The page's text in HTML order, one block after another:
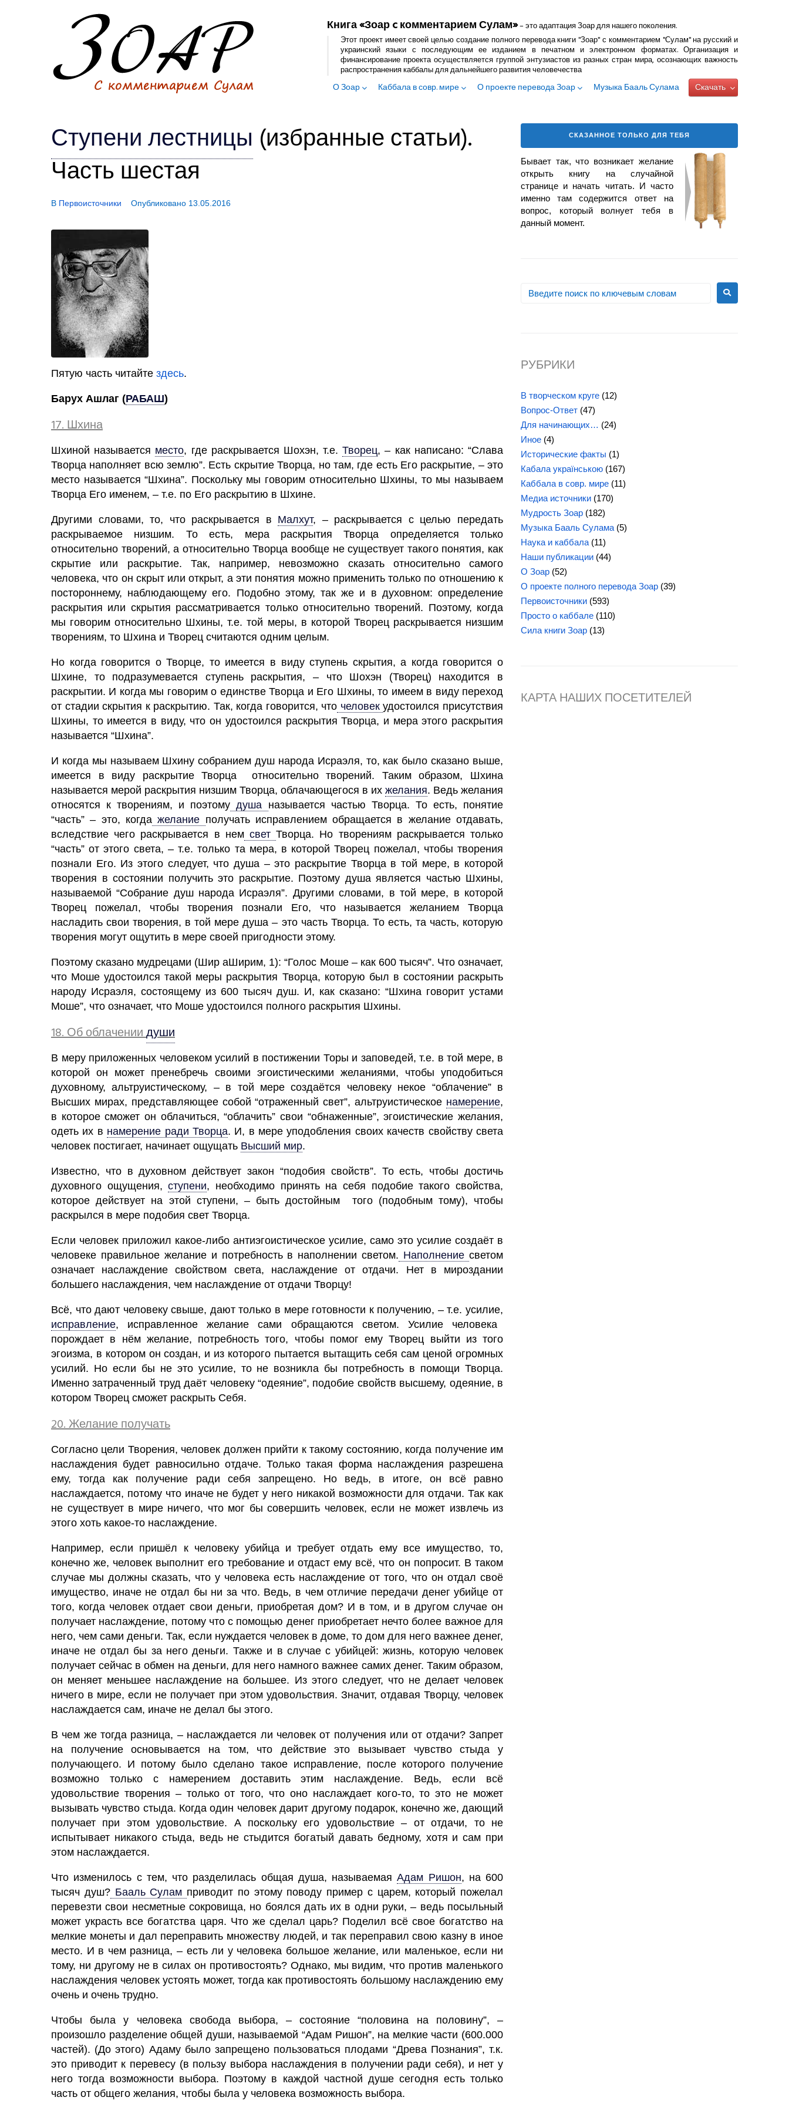
Книга «Зоар c комментарием Сулам»– это адаптация Зоар для нашего поколения.
Этот проект имеет своей целью создание полного перевода книги "Зоар" с комментарием "Сулам" на русский и
украинский языки с последующим ее изданием в печатном и электронном форматах. Организация и
финансирование проекта осуществляется группой энтузиастов из разных стран мира, осознающих важность
распространения каббалы для дальнейшего развития человечества
О Зоар Каббала в совр. мире О проекте перевода Зоар Музыка Бааль Сулама Скачать
Ступенилестницы (избранные статьи).
Часть шестая
В Первоисточники Опубликовано 13.05.2016
Пятую часть читайте здесь.
Барух Ашлаг (РАБАШ)
17. Шхина
Шхиной называется место, где раскрывается Шохэн, т.е. Творец, – как написано: “Слава
Творца наполняет всю землю”. Есть скрытие Творца, но там, где есть Его раскрытие, – это
место называется “Шхина”. Поскольку мы говорим относительно Шхины, то мы называем
Творца Его именем, – т.е. по Его раскрытию в Шхине.
Другими словами, то, что раскрывается в Малхут, – раскрывается с целью передать
раскрываемое низшим. То есть, мера раскрытия Творца определяется только
относительно творений, а относительно Творца вообще не существует такого понятия, как
скрытие или раскрытие. Так, например, невозможно сказать относительно самого
человека, что он скрыт или открыт, а эти понятия можно применить только по отношению к
постороннему, наблюдающему его. Подобно этому, так же и в духовном: определение
раскрытия или скрытия рассматривается только относительно творений. Поэтому, когда
мы говорим относительно Шхины, т.е. той меры, в которой Творец раскрывается низшим
творениям, то Шхина и Творец считаются одним целым.
Но когда говорится о Творце, то имеется в виду ступень скрытия, а когда говорится о
Шхине, то подразумевается ступень раскрытия, – что Шохэн (Творец) находится в
раскрытии. И когда мы говорим о единстве Творца и Его Шхины, то имеем в виду переход
от стадии скрытия к раскрытию. Так, когда говорится, что человекудостоился присутствия
Шхины, то имеется в виду, что он удостоился раскрытия Творца, и мера этого раскрытия
называется “Шхина”.
И когда мы называем Шхину собранием душ народа Исраэля, то, как было сказано выше,
имеется в виду раскрытие Творца относительно творений. Таким образом, Шхина
называется мерой раскрытия низшим Творца, облачающегося в их желания. Ведь желания
относятся к творениям, и поэтому душа называется частью Творца. То есть, понятие
“часть” – это, когдажелание получать исправлением обращается в желание отдавать,
вследствие чего раскрывается в немсветТворца. Но творениям раскрывается только
“часть” от этого света, – т.е. только та мера, в которой Творец пожелал, чтобы творения
познали Его. Из этого следует, что душа – это раскрытие Творца в той мере, в которой
творения в состоянии получить это раскрытие. Поэтому душа является частью Шхины,
называемой “Собрание душ народа Исраэля”. Другими словами, в той мере, в которой
Творец пожелал, чтобы творения познали Его, что называется желанием Творца
насладить свои творения, в той мере душа – это часть Творца. То есть, та часть, которую
творения могут ощутить в мере своей пригодности этому.
Поэтому сказано мудрецами (Шир аШирим, 1): “Голос Моше – как 600 тысяч”. Что означает,
что Моше удостоился такой меры раскрытия Творца, которую был в состоянии раскрыть
народу Исраэля, состоящему из 600 тысяч душ. И, как сказано: “Шхина говорит устами
Моше”, что означает, что Моше удостоился полного раскрытия Шхины.
18. Об облачениидуши
В меру приложенных человеком усилий в постижении Торы и заповедей, т.е. в той мере, в
которой он может пренебречь своими эгоистическими желаниями, чтобы уподобиться
духовному, альтруистическому, – в той мере создаётся человеку некое “облачение” в
Высших мирах, представляющее собой “отраженный свет”, альтруистическое намерение,
в которое сможет он облачиться, “облачить” свои “обнаженные”, эгоистические желания,
одеть их в намерение ради Творца. И, в мере уподобления своих качеств свойству света
человек постигает, начинает ощущать Высший мир.
Известно, что в духовном действует закон “подобия свойств”. То есть, чтобы достичь
духовного ощущения, ступени, необходимо принять на себя подобие такого свойства,
которое действует на этой ступени, – быть достойным того (подобным тому), чтобы
раскрылся в мере подобия свет Творца.
Если человек приложил какое-либо антиэгоистическое усилие, само это усилие создаёт в
человеке правильноежелание и потребность в наполнении светом. Наполнениесветом
означает наслаждение свойством света, наслаждение от отдачи. Нет в мироздании
большего наслаждения, чем наслаждение от отдачи Творцу!
Всё, что дают человеку свыше, дают только в мере готовности к получению, – т.е. усилие,
исправление, исправленное желаниесами обращаются светом. Усилие человека
порождает в нём желание, потребность того, чтобы помог ему Творец выйти из того
эгоизма, в котором он создан, и из которого пытается вытащить себя сам ценой огромных
усилий. Но если бы не это усилие, то не возникла бы потребность в помощи Творца.
Именно затраченный труд даёт человеку “одеяние”, подобие свойств высшему, одеяние, в
котором Творец сможет раскрыть Себя.
20.Желаниеполучать
Согласно цели Творения, человек должен прийти к такому состоянию, когда получение им
наслаждения будет равносильно отдаче. Только такая форма наслаждения разрешена
ему, тогда как получение ради себя запрещено. Но ведь, в итоге, он всё равно
наслаждается, потому что иначе не будет у него никакой возможности для отдачи. Так как
не существует в мире ничего, что мог бы совершить человек, если не может извлечь из
этого хоть какое-то наслаждение.
Например, если пришёл к человеку убийца и требует отдать ему все имущество, то,
конечно же, человек выполнит его требование и отдаст ему всё, что он попросит. В таком
случае мы должны сказать, что у человека есть наслаждение от того, что он отдал своё
имущество, иначе не отдал бы ни за что. Ведь, в чем отличие передачи денег убийце от
того, когда человек отдает свои деньги, приобретая дом? И в том, и в другом случае он
получает наслаждение, потому что с помощью денег приобретает нечто более важное для
него, чем сами деньги. Так, если нуждается человек в доме, то дом для него важнее денег,
иначе не отдал бы за него деньги. Также и в случае с убийцей: жизнь, которую человек
получает сейчас в обмен на деньги, для него намного важнее самих денег. Таким образом,
он меняет меньшее наслаждение на большее. Из этого следует, что не делает человек
ничего в мире, если не получает при этом удовольствия. Значит, отдавая Творцу, человек
наслаждается сам, иначе не делал бы этого.
В чем же тогда разница, – наслаждается ли человекот получения или от отдачи? Запрет
на получение основывается на том, что действие это вызывает чувство стыда у
получающего. И потому было сделано такоеисправление, после которого получение
возможно только с намерением доставить этим наслаждение. Ведь, если всё
удовольствие творения – только от того, что оно наслаждает кого-то, то это не может
вызывать чувство стыда. Когда один человек дарит другому подарок, конечно же, дающий
получает при этом удовольствие. А поскольку его удовольствие – от отдачи, то не
испытывает никакого стыда, ведь не стыдится богатый давать бедному, хотя и сам при
этом наслаждается.
Что изменилось с тем, что разделилась общая душа, называемая Адам Ришон, на 600
тысяч душ?Бааль Сулам приводит по этому поводу пример с царем, который пожелал
перевезти свои несметные сокровища, но боялся дать их в одни руки, – ведь посыльный
может украсть все богатства царя. Что же сделал царь? Поделил всё свое богатство на
мелкие монеты и дал переправить множеству людей, и так переправил свою казну в иное
место. И в чем разница, – есть ли у человека большое желание, или маленькое, если ни
тому, ни другому не в силах он противостоять? Однако, мы видим, что против маленького
наслаждения человекустоять может, тогда как противостоять большому наслаждению ему
очень и очень трудно.
Чтобы была у человека свобода выбора, – состояние “половина на половину”, –
произошло разделение общей души, называемой “Адам Ришон”, на мелкие части (600.000
частей). (До этого) Адаму было запрещено пользоваться плодами “Древа Познания”, т.к.
это приводит к перевесу (в пользу выбора наслаждения в получении ради себя), и нет у
него тогда возможности выбора. Поэтому в каждой частной душе сегодня есть только
часть от общего желания, чтобы была у человека возможность выбора.
СКАЗАННОЕ ТОЛЬКО ДЛЯ ТЕБЯ
Бывает так, что возникает желание
открыть книгу на случайной
странице и начать читать. И часто
именно там содержится ответ на
вопрос, который волнует тебя в
данный момент.
РУБРИКИ
В творческом круге (12)
Вопрос-Ответ (47)
Для начинающих… (24)
Иное (4)
Исторические факты (1)
Кабала українською (167)
Каббала в совр. мире (11)
Медиа источники (170)
Мудрость Зоар (182)
Музыка Бааль Сулама (5)
Наука и каббала (11)
Наши публикации (44)
О Зоар (52)
О проекте полного перевода Зоар (39)
Первоисточники (593)
Просто о каббале (110)
Сила книги Зоар (13)
КАРТА НАШИХ ПОСЕТИТЕЛЕЙ